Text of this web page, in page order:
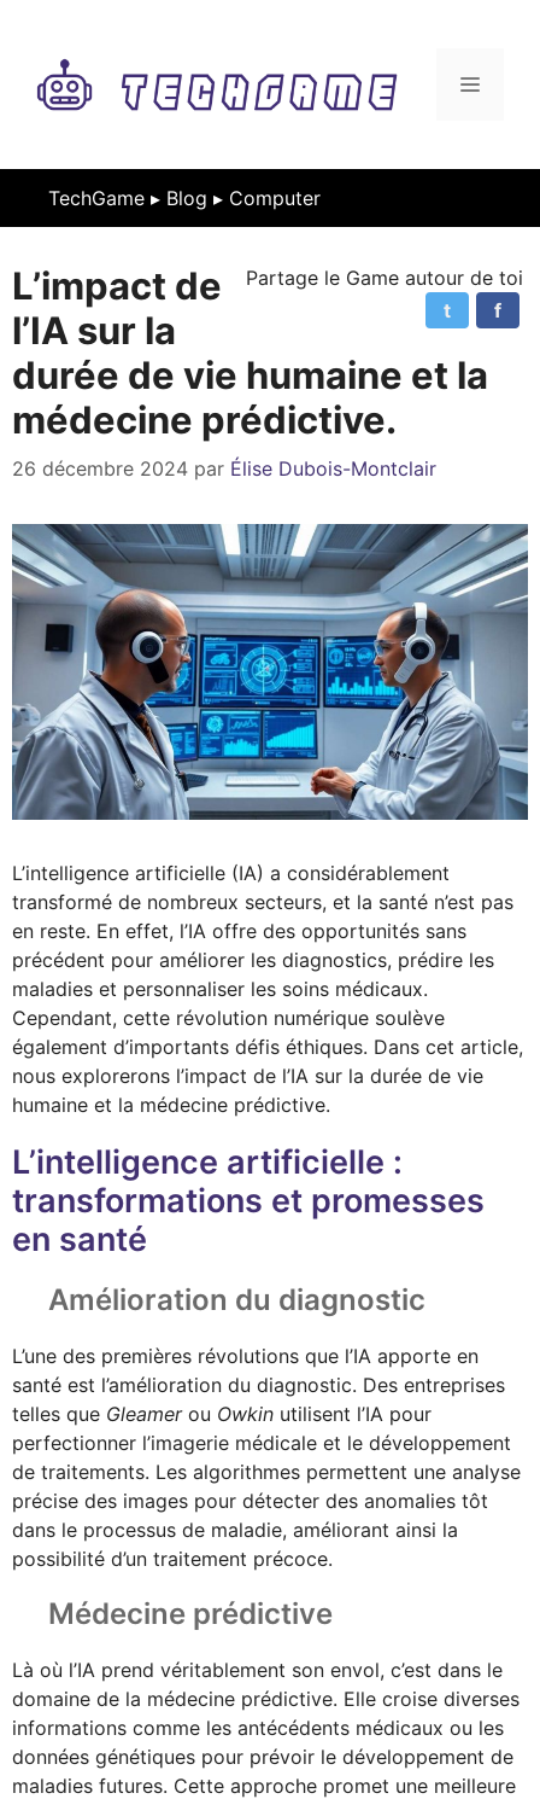
contenu
MENU
TechGame ▸ Blog ▸ Computer
Partage le Game autour de toi
f
t
L’impact de
l’IA sur la
durée de vie humaine et la
médecine prédictive.
26 décembre 2024 par Élise Dubois-Montclair
L’intelligence artificielle (IA) a considérablement
transformé de nombreux secteurs, et la santé n’est pas
en reste. En effet, l’IA offre des opportunités sans
précédent pour améliorer les diagnostics, prédire les
maladies et personnaliser les soins médicaux.
Cependant, cette révolution numérique soulève
également d’importants défis éthiques. Dans cet article,
nous explorerons l’impact de l’IA sur la durée de vie
humaine et la médecine prédictive.
L’intelligence artificielle :
transformations et promesses
en santé
Amélioration du diagnostic
L’une des premières révolutions que l’IA apporte en
santé est l’amélioration du diagnostic. Des entreprises
telles que Gleamerou Owkin utilisent l’IA pour
perfectionner l’imagerie médicale et le développement
de traitements. Les algorithmes permettent une analyse
précise des images pour détecter des anomalies tôt
dans le processus de maladie, améliorant ainsi la
possibilité d’un traitement précoce.
Médecine prédictive
Là où l’IA prend véritablement son envol, c’est dans le
domaine de la médecine prédictive. Elle croise diverses
informations comme les antécédents médicaux ou les
données génétiques pour prévoir le développement de
maladies futures. Cette approche promet une meilleure